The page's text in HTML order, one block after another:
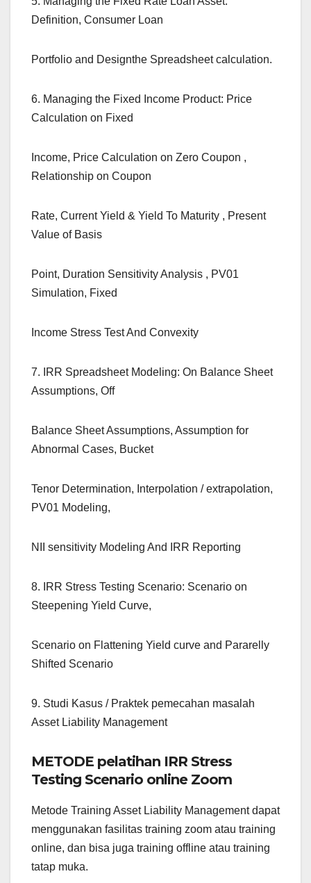
Definition, Consumer Loan
Portfolio and Designthe Spreadsheet calculation.
6. Managing the Fixed Income Product: Price
Calculation on Fixed
Income, Price Calculation on Zero Coupon ,
Relationship on Coupon
Rate, Current Yield & Yield To Maturity , Present
Value of Basis
Point, Duration Sensitivity Analysis , PV01
Simulation, Fixed
Income Stress Test And Convexity
7. IRR Spreadsheet Modeling: On Balance Sheet
Assumptions, Off
Balance Sheet Assumptions, Assumption for
Abnormal Cases, Bucket
Tenor Determination, Interpolation / extrapolation,
PV01 Modeling,
NII sensitivity Modeling And IRR Reporting
8. IRR Stress Testing Scenario: Scenario on
Steepening Yield Curve,
Scenario on Flattening Yield curve and Pararelly
Shifted Scenario
9. Studi Kasus / Praktek pemecahan masalah
Asset Liability Management
METODE pelatihan IRR Stress
Testing Scenario online Zoom
Metode Training Asset Liability Management dapat
menggunakan fasilitas training zoom atau training
online, dan bisa juga training offline atau training
tatap muka.